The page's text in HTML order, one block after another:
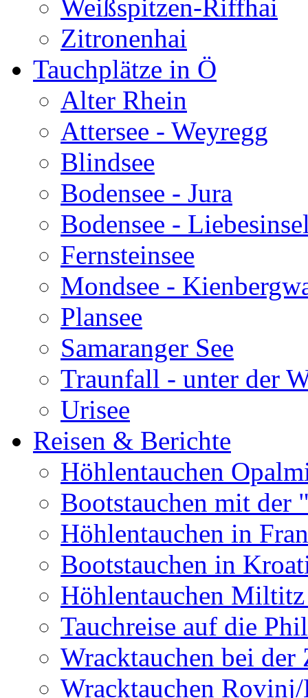
Weißspitzen-Riffhai
Zitronenhai
Tauchplätze in Ö
Alter Rhein
Attersee - Weyregg
Blindsee
Bodensee - Jura
Bodensee -
Fernsteinsee
Mondsee -
Plansee
Samaranger See
Traunfall - unter der
Urisee
Reisen & Berichte
Höhlentauchen
Bootstauchen mit
Höhlentauchen in
Bootstauchen in
Höhlentauchen
Tauchreise auf die
Wracktauchen bei der
Wracktauchen